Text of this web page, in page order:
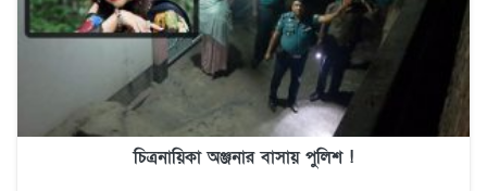
চিত্রনায়িকা অঞ্জনার বাসায় পুলিশ !